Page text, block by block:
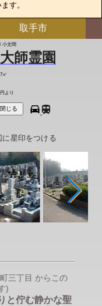
す。
取手市
小文間
師霊園
㎡
より
じる
星印をつける
三丁目 からこの
)
と佇む静かな聖